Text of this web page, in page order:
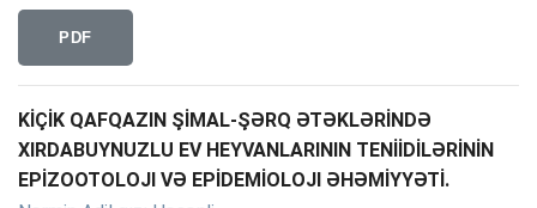
PDF
KİÇİK QAFQAZIN ŞİMAL-ŞƏRQ ƏTƏKLƏRİNDƏ
XIRDABUYNUZLU EV HEYVANLARININ TENİİDİLƏRİNİN
EPİZOOTOLOJI VƏ EPİDEMİOLOJI ƏHƏMİYYƏTİ.